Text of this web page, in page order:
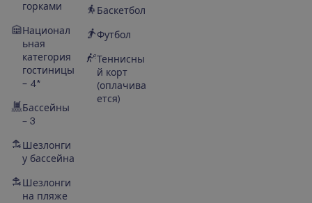
горками
Национал
ьная
категория
гостиницы
– 4*
Бассейны
– 3
Шезлонги
у бассейна
Шезлонги
на пляже
Баскетбол
Футбол
Теннисны
й корт
(оплачива
ется)